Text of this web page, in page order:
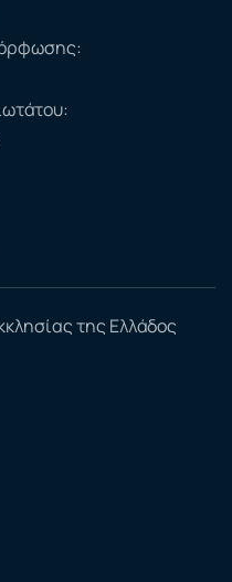
της Ελλάδος